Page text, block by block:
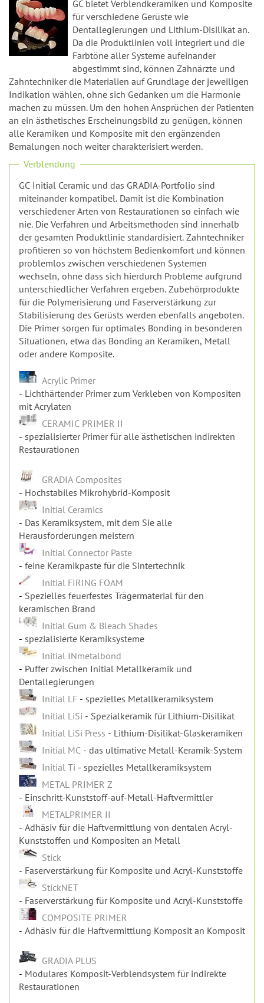
abgestimmt sind, können Zahnärzte und
Zahntechniker die Materialien auf Grundlage der jeweiligen
Indikation wählen, ohne sich Gedanken um die Harmonie
machen zu müssen. Um den hohen Ansprüchen der Patienten
an ein ästhetisches Erscheinungsbild zu genügen, können
alle Keramiken und Komposite mit den ergänzenden
Bemalungen noch weiter charakterisiert werden.
Verblendung
GC Initial Ceramic und das GRADIA-Portfolio sind
miteinander kompatibel. Damit ist die Kombination
verschiedener Arten von Restaurationen so einfach wie
nie. Die Verfahren und Arbeitsmethoden sind innerhalb
profitieren so von höchstem Bedienkomfort und können
problemlos zwischen verschiedenen Systemen
wechseln, ohne dass sich hierdurch Probleme aufgrund
unterschiedlicher Verfahren ergeben. Zubehörprodukte
für die Polymerisierung und Faserverstärkung zur
Stabilisierung des Gerüsts werden ebenfalls angeboten.
Die Primer sorgen für optimales Bonding in besonderen
Situationen, etwa das Bonding an Keramiken, Metall
oder andere Komposite.
Acrylic Primer
Lichthärtender Primer zum Verkleben von Kompositen
mit Acrylaten
spezialisierter Primer für alle ästhetischen indirekten
Restaurationen
GRADIA Composites
Hochstabiles Mikrohybrid-Komposit
Initial Ceramics
Herausforderungen meistern
Initial Connector Paste
feine Keramikpaste für die Sintertechnik
Initial FIRING FOAM
Spezielles feuerfestes Trägermaterial für den
keramischen Brand
Initial Gum & Bleach Shades
spezialisierte Keramiksysteme
Initial INmetalbond
Puffer zwischen Initial Metallkeramik und
Dentallegierungen
Initial LF
spezielles Metallkeramiksystem
Initial LiSi
Spezialkeramik für Lithium-Disilikat
Initial LiSi Press
Lithium-Disilikat-Glaskeramiken
Einschritt-Kunststoff-auf-Metall-Haftvermittler
METALPRIMER II
Adhäsiv für die Haftvermittlung von dentalen Acryl-
Kunststoffen und Kompositen an Metall
Stick
Faserverstärkung für Komposite und Acryl-Kunststoffe
StickNET
Faserverstärkung für Komposite und Acryl-Kunststoffe
COMPOSITE PRIMER
Adhäsiv für die Haftvermittlung Komposit an Komposit
GRADIA PLUS
Modulares Komposit-Verblendsystem für indirekte
Restaurationen
Initial IQ ONE SQIN
Malbares Farb- und Micro-Layering-Keramiksystem!
Initial PC